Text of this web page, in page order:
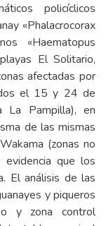
policíclicos
«Phalacrocorax
«Haematopus
El Solitario,
afectadas por
el 15 y 24 de
Pampilla), en
de las mismas
(zonas no
que los
El análisis de las
y piqueros
y zona control